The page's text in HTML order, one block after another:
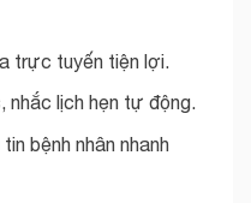
trực tuyến tiện lợi.
nhắc lịch hẹn tự động.
bệnh nhân nhanh